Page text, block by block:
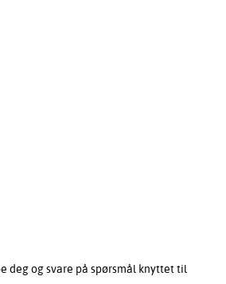
deg og svare på spørsmål knyttet til